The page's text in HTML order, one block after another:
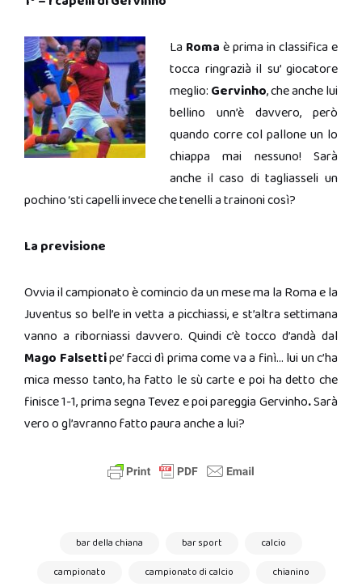
La Roma è prima in classifica e
tocca ringrazià il su’ giocatore
meglio: Gervinho, che anche lui
bellino unn’è davvero, però
quando corre col pallone un lo
chiappa mai nessuno! Sarà
anche il caso di tagliasseli un
pochino ‘sti capelli invece che tenelli a trainoni così?
La previsione
Ovvia il campionato è comincio da un mese ma la Roma e la
Juventus so bell’e in vetta a picchiassi, e st’altra settimana
vanno a riborniassi davvero. Quindi c’è tocco d’andà dal
Mago Falsettipe’ facci dì prima come va a finì… lui un c’ha
mica messo tanto, ha fatto le sù carte e poi ha detto che
finisce 1-1, prima segna Tevez e poi pareggia Gervinho.Sarà
vero o gl’avranno fatto paura anche a lui?
bar della chiana bar sport
calcio
campionato
campionato di calcio
chianino